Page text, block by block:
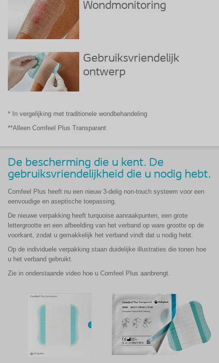
Wondmonitoring
Gebruiksvriendelijk
ontwerp
* In vergelijking met traditionele wondbehandeling
**Alleen Comfeel Plus Transparant
De bescherming die u kent. De
gebruiksvriendelijkheid die u nodig hebt.
Comfeel Plus heeft nu een nieuw 3-delig non-touch systeem voor een
eenvoudige en aseptische toepassing.
De nieuwe verpakking heeft turquoise aanraakpunten, een grote
lettergrootte en een afbeelding van het verband op ware grootte op de
voorkant, zodat u gemakkelijk het verband vindt dat u nodig hebt.
Op de individuele verpakking staan duidelijke illustraties die tonen hoe
u het verband gebruikt.
Zie in onderstaande video hoe u Comfeel Plus aanbrengt.